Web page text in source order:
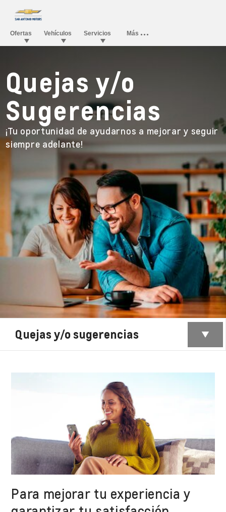
Quejas y/o
Sugerencias
¡Tu oportunidad de ayudarnos a mejorar y seguir
siempre adelante!
Quejas y/o sugerencias
Para mejorar tu experiencia y